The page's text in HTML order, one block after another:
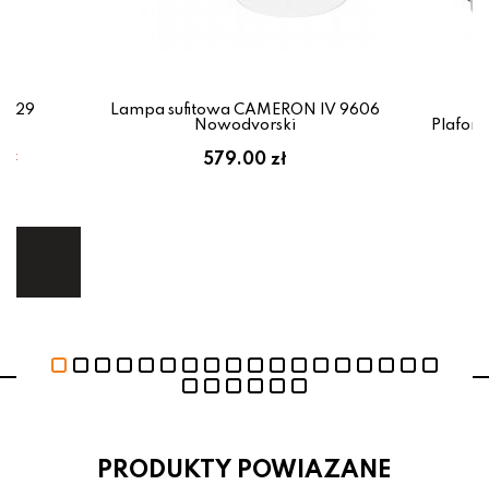
Lampa sufitowa CAMERON IV 9606
Nowodvorski
579.00 zł
Plafon
PRODUKTY POWIAZANE